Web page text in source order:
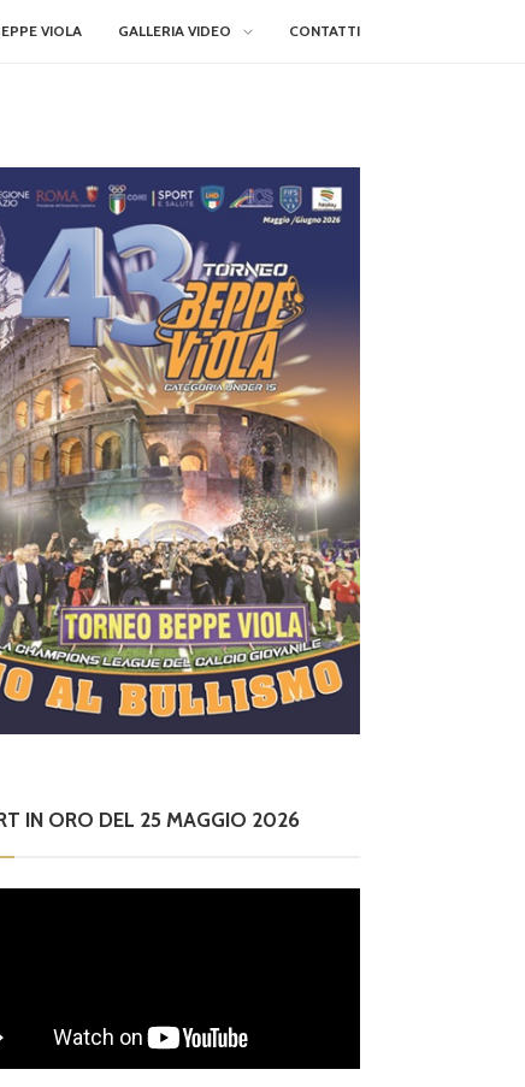
VIOLA GALLERIA VIDEO CONTATTI
IN ORO DEL 25 MAGGIO 2026